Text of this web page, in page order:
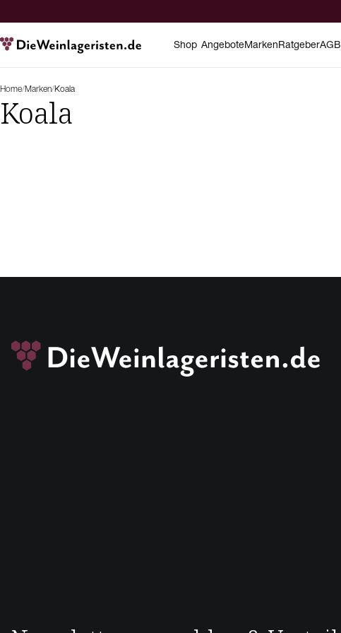
Shop AngeboteMarkenRatgeberAGB
Home/Marken/Koala
Koala